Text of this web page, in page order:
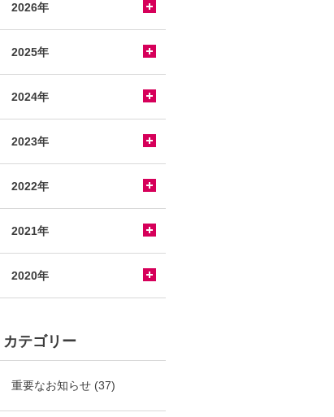
2026年
2025年
2024年
2023年
2022年
2021年
2020年
カテゴリー
重要なお知らせ (37)